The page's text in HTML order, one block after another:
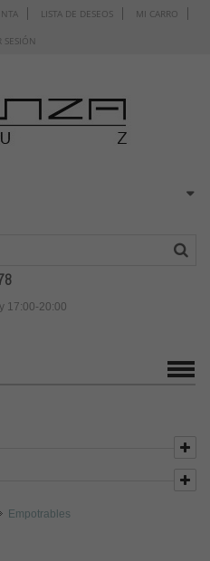
LISTA DE DESEOS MI CARRO
SESIÓN
17:00-20:00
Empotrables